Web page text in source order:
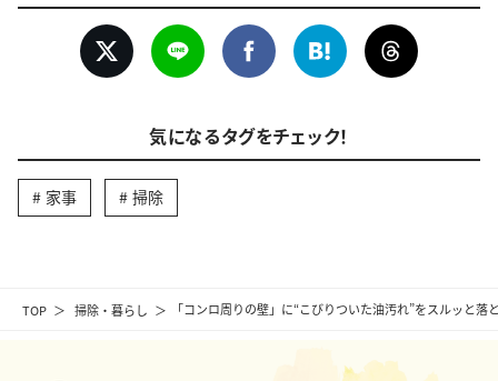
TOP 掃除・暮らし 「コンロ周りの壁」に“こびりついた油汚れ”をスルッと
気になるタグをチェック！
家事 掃除